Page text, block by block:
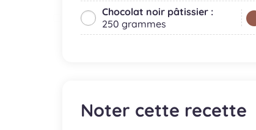
Chocolat noir pâtissier :
250 grammes
Noter cette recette